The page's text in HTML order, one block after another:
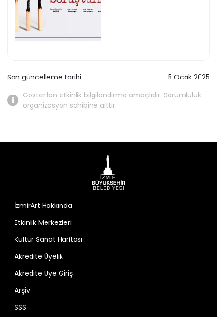
Son güncelleme tarihi
5 Ocak 2025
Gösterilen etkinlik bilgilendirme amaçlıdır. Sorumluluk
organizasyon sahibine aittir.
İzmirArt Hakkında
Etkinlik Merkezleri
Kültür Sanat Haritası
Akredite Üyelik
Akredite Üye Giriş
Arşiv
SSS